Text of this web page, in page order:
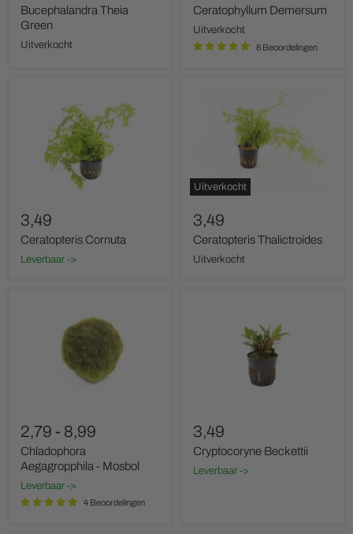
Bucephalandra Theia
Green
Uitverkocht
Ceratophyllum Demersum
Uitverkocht
8 Beoordelingen
3,49
Ceratopteris Cornuta
Leverbaar ->
Uitverkocht
3,49
Ceratopteris Thalictroides
Uitverkocht
2,79 - 8,99
Chladophora
Aegagropphila - Mosbol
Leverbaar ->
4 Beoordelingen
3,49
Cryptocoryne Beckettii
Leverbaar ->